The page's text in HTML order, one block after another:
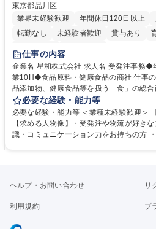
東京都品川区
業界未経験歓迎
年間休日120日以上
転勤なし
未経験者歓迎 賞与あり
交通費支給
仕事の内容
企業名 星和株式会社 求人名 受発注事務◆年休125日・年収400万～・残
業10H◆食品原料・健康食品の商社 仕事の内容 輸入される食品原料や食
品添加物、健康食品等を扱う「食」の総
として営業サポートや書類作成、データ入
せします。 ・受注／出荷指示／売上管理／仕入管理／在庫管理／お客様や
倉庫と電話確認など、販売に関わる事務
・入社後は商品について覚えることから始
万～・残業10H◆食品原料・健康食品の商
必要な経験・能力等
必要な経験・能力等 ＜業種未経験歓迎＞
【求める人物像】・受発注や物流が好き
識・コミュニケーション力をお持ちの方
ヘルプ・お問い合わせ リ
利用規約 プ